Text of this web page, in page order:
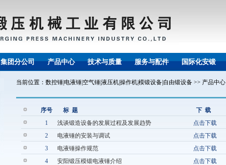
集团分公司 产品中心 技术与质量 服务与配件 国际化安锻
当前位置： 数控锤|电液锤|空气锤|液压机|操作机|模锻设备|自由锻设备 >> 产品中心
序号 标 题 下 载
1
浅谈锻造设备的发展过程及发展趋势 点击下载
2
电液锤的安装与调试 点击下载
3
电液锤操作规范 点击下载
4
安阳锻压模锻电液锤介绍 点击下载